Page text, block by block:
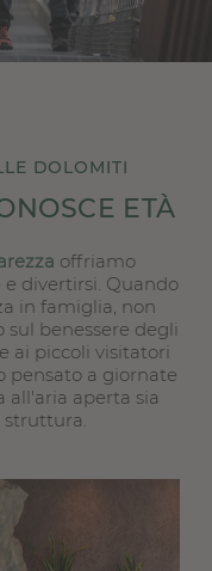
DOLOMITI
ETÀ
offriamo
divertirsi. Quando
in famiglia, non
benessere degli
ai piccoli visitatori
pensato a giornate
all'aria aperta sia